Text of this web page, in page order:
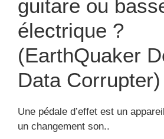
guitare ou
électrique ?
(EarthQuaker
Data Corrupter)
Une pédale d’effet est un
un changement son..